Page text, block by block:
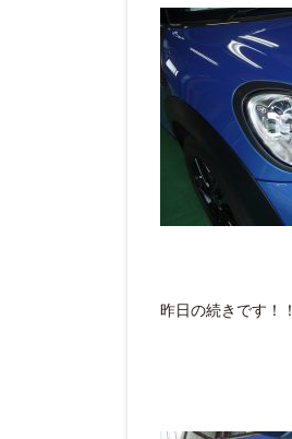
昨日の続きです！！